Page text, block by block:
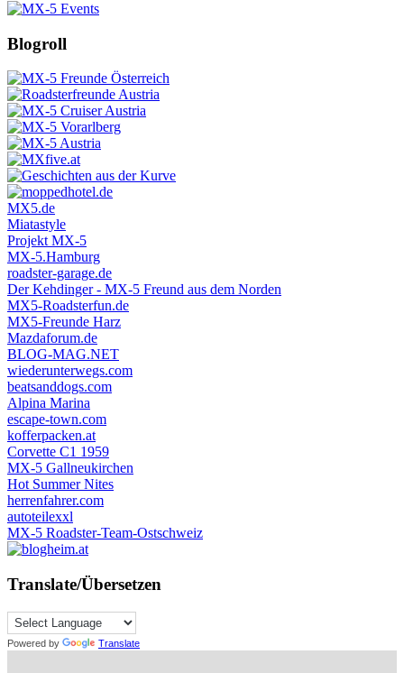
Blogroll
MX5.de
Miatastyle
Projekt MX-5
MX-5.Hamburg
roadster-garage.de
Der Kehdinger - MX-5 Freund aus dem Norden
MX5-Roadsterfun.de
MX5-Freunde Harz
Mazdaforum.de
BLOG-MAG.NET
wiederunterwegs.com
beatsanddogs.com
Alpina Marina
escape-town.com
kofferpacken.at
Corvette C1 1959
MX-5 Gallneukirchen
Hot Summer Nites
herrenfahrer.com
autoteilexxl
MX-5 Roadster-Team-Ostschweiz
Translate/Übersetzen
Powered by Translate